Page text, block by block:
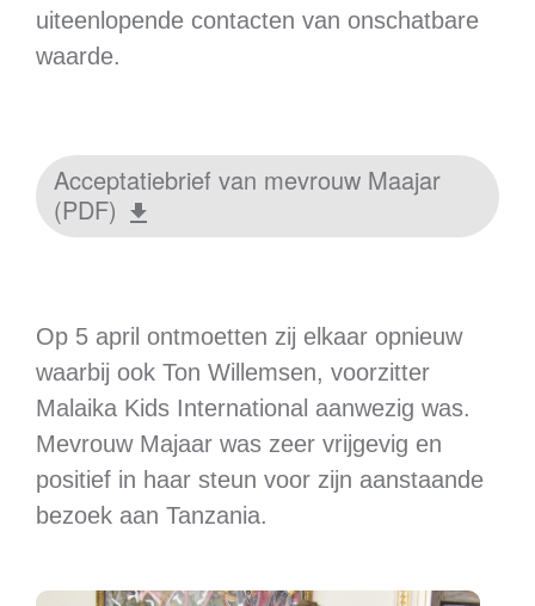
uiteenlopende contacten van onschatbare
waarde.
Acceptatiebrief van mevrouw Maajar
(PDF)
Op 5 april ontmoetten zij elkaar opnieuw
waarbij ook Ton Willemsen, voorzitter
Malaika Kids International aanwezig was.
Mevrouw Majaar was zeer vrijgevig en
positief in haar steun voor zijn aanstaande
bezoek aan Tanzania.